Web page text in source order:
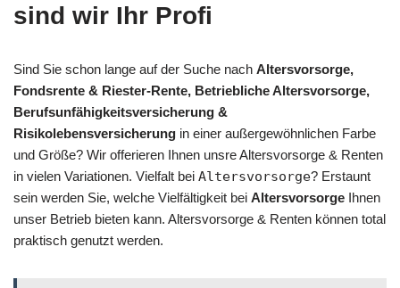
sind wir Ihr Profi
Sind Sie schon lange auf der Suche nach Altersvorsorge,
Fondsrente & Riester-Rente, Betriebliche Altersvorsorge,
Berufsunfähigkeitsversicherung &
Risikolebensversicherung in einer außergewöhnlichen Farbe
und Größe? Wir offerieren Ihnen unsre Altersvorsorge & Renten
in vielen Variationen. Vielfalt bei Altersvorsorge? Erstaunt
sein werden Sie, welche Vielfältigkeit bei Altersvorsorge Ihnen
unser Betrieb bieten kann. Altersvorsorge & Renten können total
praktisch genutzt werden.